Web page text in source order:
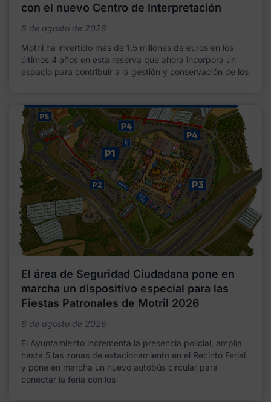
con el nuevo Centro de Interpretación
6 de agosto de 2026
Motril ha invertido más de 1,5 millones de euros en los
últimos 4 años en esta reserva que ahora incorpora un
espacio para contribuir a la gestión y conservación de los
El área de Seguridad Ciudadana pone en
marcha un dispositivo especial para las
Fiestas Patronales de Motril 2026
6 de agosto de 2026
El Ayuntamiento incrementa la presencia policial, amplía
hasta 5 las zonas de estacionamiento en el Recinto Ferial
y pone en marcha un nuevo autobús circular para
conectar la feria con los